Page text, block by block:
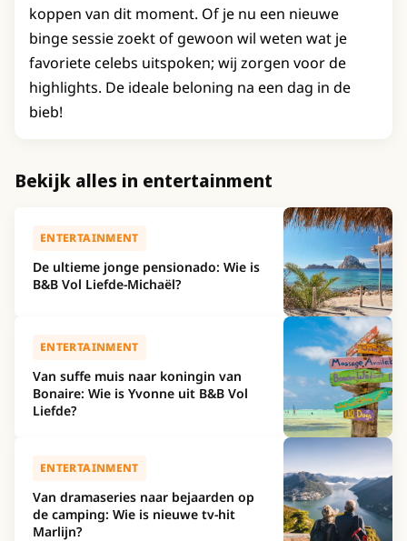
koppen van dit moment. Of je nu een nieuwe
binge sessie zoekt of gewoon wil weten wat je
favoriete celebs uitspoken; wij zorgen voor de
highlights. De ideale beloning na een dag in de
bieb!
Bekijk alles in entertainment
ENTERTAINMENT
De ultieme jonge pensionado: Wie is
B&B Vol Liefde-Michaël?
ENTERTAINMENT
Van suffe muis naar koningin van
Bonaire: Wie is Yvonne uit B&B Vol
Liefde?
ENTERTAINMENT
Van dramaseries naar bejaarden op
de camping: Wie is nieuwe tv-hit
Marlijn?